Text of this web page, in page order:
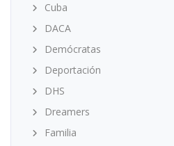
Cuba
DACA
Demócratas
Deportación
DHS
Dreamers
Familia